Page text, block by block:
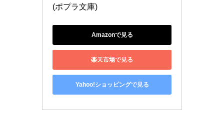
(ポプラ文庫)
Amazonで見る
楽天市場で見る
Yahoo!ショッピングで見る